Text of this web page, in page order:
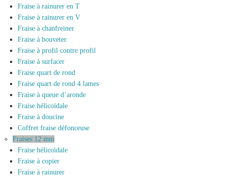
Fraise à rainurer en T
Fraise à rainurer en V
Fraise à chanfreiner
Fraise à bouveter
Fraise à profil contre profil
Fraise à surfacer
Fraise quart de rond
Fraise quart de rond 4 lames
Fraise à queue d’aronde
Fraise hélicoïdale
Fraise à doucine
Coffret fraise défonceuse
Fraises 12 mm
Fraise hélicoïdale
Fraise à copier
Fraise à rainurer